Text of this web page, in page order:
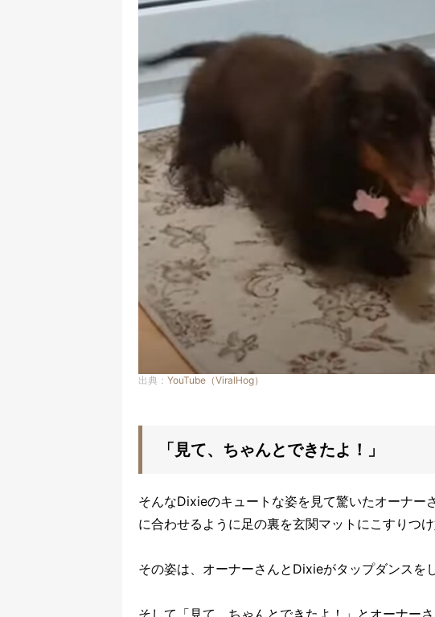
出典： YouTube（ViralHog）
「見て、ちゃんとできたよ！」
そんなDixieのキュートな姿を見て驚いたオーナー
に合わせるように足の裏を玄関マットにこすりつけ
その姿は、オーナーさんとDixieがタップダンスを
そして「見て、ちゃんとできたよ！」とオーナー